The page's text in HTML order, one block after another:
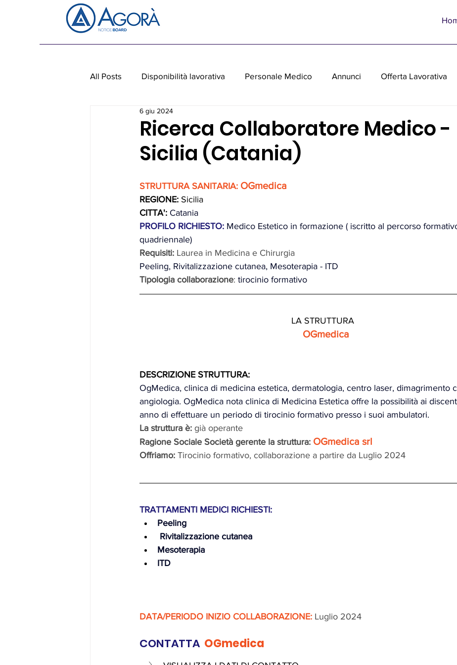
All Posts Disponibilità lavorativa Personale Medico Annunci Offerta Lavorativa
Personale non medico
Ricerca Collaboratore Medico -
Sicilia (Catania)
6 giu 2024
STRUTTURA SANITARIA: OGmedica
REGIONE: Sicilia
CITTA': Catania
PROFILO RICHIESTO: Medico Estetico in formazione ( iscritto al percorso
quadriennale)
Requisiti: Laurea in Medicina e Chirurgia
Peeling, Rivitalizzazione cutanea, Mesoterapia - ITD
Tipologia collaborazione: tirocinio formativo
LA STRUTTURA
OGmedica
DESCRIZIONE STRUTTURA:
OgMedica, clinica di medicina estetica, dermatologia, centro laser, dimagrimento
angiologia. OgMedica nota clinica di Medicina Estetica offre la possibilità ai
anno di effettuare un periodo di tirocinio formativo presso i suoi ambulatori.
La struttura è: già operante
Ragione Sociale Società gerente la struttura: OGmedica srl
Offriamo: Tirocinio formativo, collaborazione a partire da Luglio 2024
TRATTAMENTI MEDICI RICHIESTI:
Peeling
Rivitalizzazione cutanea
Mesoterapia
ITD
DATA/PERIODO INIZIO COLLABORAZIONE: Luglio 2024
CONTATTA OGmedica